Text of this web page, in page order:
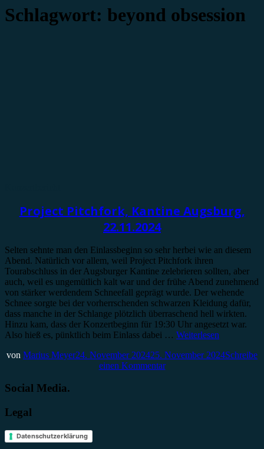
Schlagwort: beyond obsession
Project Pitchfork, Kantine Augsburg,
22.11.2024
Selten sehnte man den Einlassbeginn so sehr herbei wie an diesem
Abend. Natürlich vor allem, weil Project Pitchfork ihren
Tourabschluss in der Augsburger Kantine zelebrieren sollten, aber
auch, weil es ungemütlich kalt war und der frühe Abend zunehmend
von stärker werdendem Schneefall geprägt wurde. Der wehende
Schnee sorgte bei der vorherrschenden schwarzen Kleidung dafür,
dass manche in der Schlange plötzlich überraschend hell wirkten.
Hinzu kam, dass der Konzertbeginn für 19:30 Uhr angesetzt war.
Also hieß es, pünktlich beim Einlass dabei … Weiterlesen
von Marius Meyer24. November 202425. November 2024Schreibe
einen Kommentar
Social Media.
Legal
Datenschutzerklärung